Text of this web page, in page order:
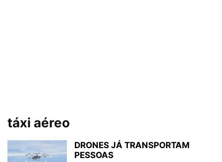
táxi aéreo
DRONES JÁ TRANSPORTAM
PESSOAS